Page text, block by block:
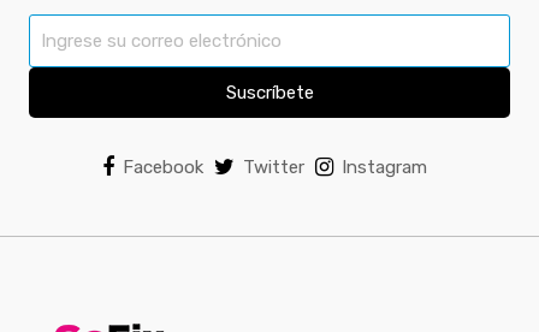
Suscríbete
Facebook Twitter Instagram